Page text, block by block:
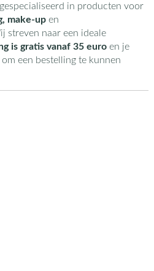
in producten voor
make-upen
streven naar een ideale
is gratis vanaf 35 euroen je
een bestelling te kunnen